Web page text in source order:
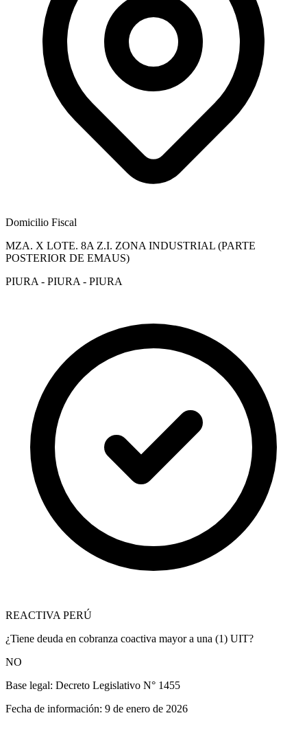
Domicilio Fiscal
MZA. X LOTE. 8A Z.I. ZONA INDUSTRIAL (PARTE
POSTERIOR DE EMAUS)
PIURA - PIURA - PIURA
REACTIVA PERÚ
¿Tiene deuda en cobranza coactiva mayor a una (1) UIT?
NO
Base legal: Decreto Legislativo N° 1455
Fecha de información: 9 de enero de 2026